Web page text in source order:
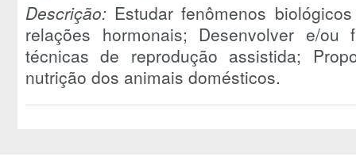
Descrição: Estudar fenômenos
relações hormonais; Desenvolver e/
técnicas de reprodução assistida;
nutrição dos animais domésticos.